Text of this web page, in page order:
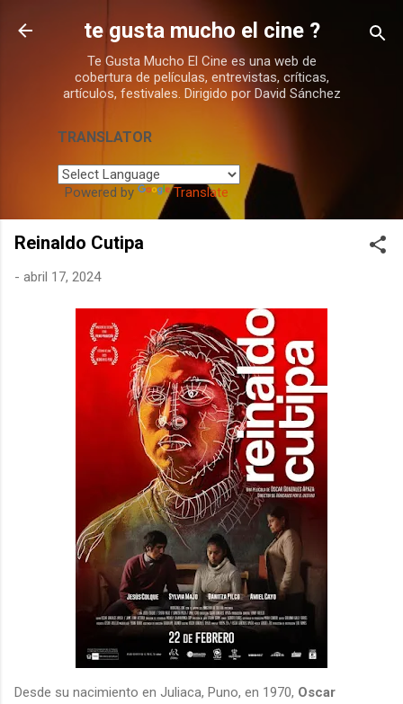
Ir al contenido principal
te gusta mucho el cine ?
Te Gusta Mucho El Cine es una web de
cobertura de películas, entrevistas, críticas,
artículos, festivales. Dirigido por David Sánchez
TRANSLATOR
Powered by Translate
Reinaldo Cutipa
- abril 17, 2024
Desde su nacimiento en Juliaca, Puno, en 1970, Oscar